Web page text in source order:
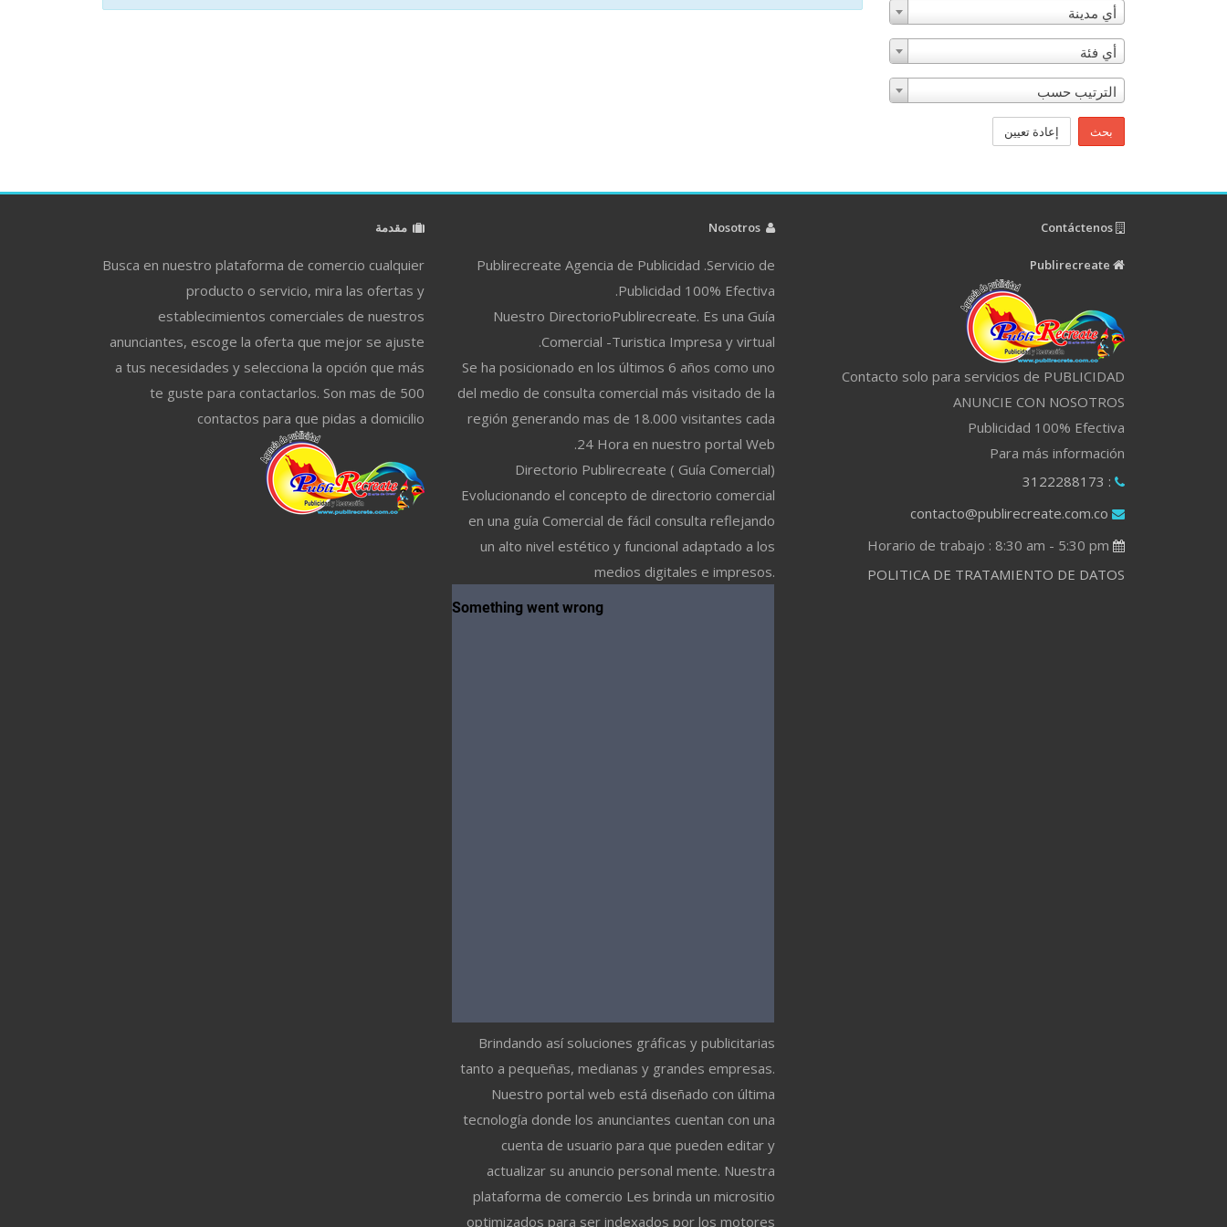
أي مدينة
أي فئة
الترتيب حسب
بحث إعادة تعيين
Contacto solo para servicios de PUBLICIDAD
ANUNCIE CON NOSOTROS
Publicidad 100% Efectiva
Para más información
: 3122288173
contacto@publirecreate.com.co
POLITICA DE TRATAMIENTO DE DATOS
Nosotros
Publirecreate Agencia de Publicidad .Servicio de
Publicidad 100% Efectiva.
Nuestro DirectorioPublirecreate. Es una Guía
Comercial -Turistica Impresa y virtual.
Se ha posicionado en los últimos 6 años como uno
del medio de consulta comercial más visitado de la
región generando mas de 18.000 visitantes cada
24 Hora en nuestro portal Web.
Directorio Publirecreate ( Guía Comercial)
Evolucionando el concepto de directorio comercial
en una guía Comercial de fácil consulta reflejando
un alto nivel estético y funcional adaptado a los
medios digitales e impresos.
Brindando así soluciones gráficas y publicitarias
tanto a pequeñas, medianas y grandes empresas.
Nuestro portal web está diseñado con última
tecnología donde los anunciantes cuentan con una
cuenta de usuario para que pueden editar y
actualizar su anuncio personal mente. Nuestra
plataforma de comercio Les brinda un micrositio
optimizados para ser indexados por los motores
مقدمة
Busca en nuestro plataforma de comercio cualquier
producto o servicio, mira las ofertas y
establecimientos comerciales de nuestros
anunciantes, escoge la oferta que mejor se ajuste
a tus necesidades y selecciona la opción que más
te guste para contactarlos. Son mas de 500
contactos para que pidas a domicilio